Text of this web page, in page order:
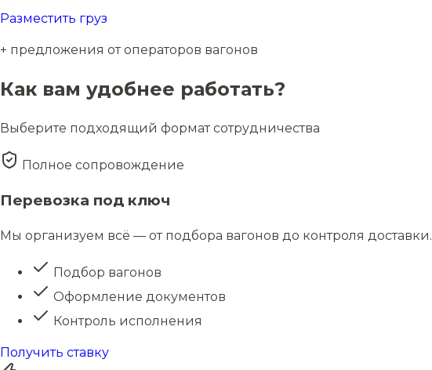
Разместить груз
+ предложения от операторов вагонов
Как вам удобнее работать?
Выберите подходящий формат сотрудничества
Полное сопровождение
Перевозка под ключ
Мы организуем всё — от подбора вагонов до контроля доставки.
Подбор вагонов
Оформление документов
Контроль исполнения
Получить ставку